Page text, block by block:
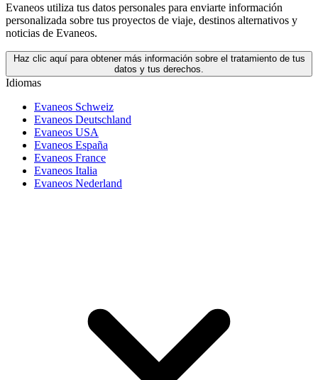
Evaneos utiliza tus datos personales para enviarte información
personalizada sobre tus proyectos de viaje, destinos alternativos y
noticias de Evaneos.
Haz clic aquí para obtener más información sobre el tratamiento de tus
datos y tus derechos.
Idiomas
Evaneos Schweiz
Evaneos Deutschland
Evaneos USA
Evaneos España
Evaneos France
Evaneos Italia
Evaneos Nederland